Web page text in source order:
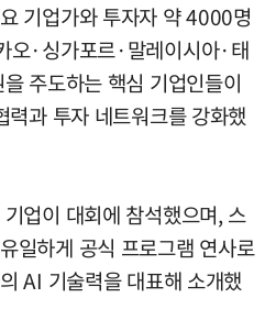
기업가와 투자자 약 4000명
오·싱가포르·말레이시아·태
주도하는 핵심 기업인들이
력과 투자 네트워크를 강화했
업이 대회에 참석했으며, 스
일하게 공식 프로그램 연사로
AI 기술력을 대표해 소개했